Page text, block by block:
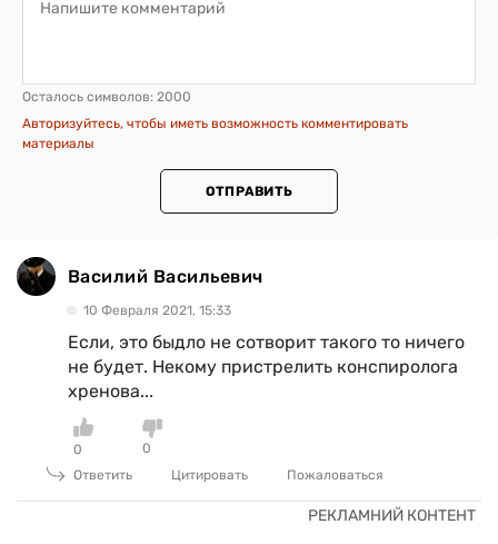
Осталось символов: 2000
Авторизуйтесь, чтобы иметь возможность комментировать
материалы
ОТПРАВИТЬ
Василий Васильевич
10 Февраля 2021, 15:33
Если, это быдло не сотворит такого то ничего
не будет. Некому пристрелить конспиролога
хренова...
0
0
Ответить
Цитировать Пожаловаться